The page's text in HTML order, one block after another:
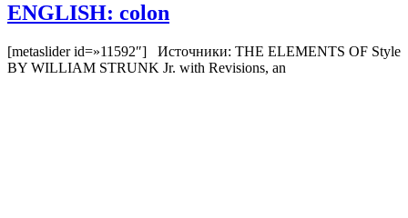
ENGLISH: colon
[metaslider id=»11592″] Источники: THE ELEMENTS OF Style
BY WILLIAM STRUNK Jr. with Revisions, an